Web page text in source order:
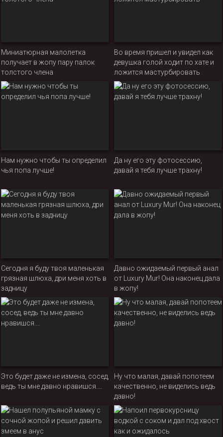
Миниатюрная малолетка
получает в жопу пару палок
толстого члена
Во время пришел и увидел как
девушка голой ходит по хате и
ложится мастурбировать
Нам нужно чтобы ты определил
чья попа лучше!
Да ну его эту фотосессию,
давай я тебя лучше трахну!
Сегодня я буду твоя маленькая
грязная шлюха, дри меня хоть в
задницу
Давно ожидаемый первый анал
от Luxury Mur! Она наконец дала
в жопу!
Это будет даже не измена, сосед,
ведь ты мне давно нравишся....
Ну что малая, давай попотеем
качественно, не виделись ведь
давно!